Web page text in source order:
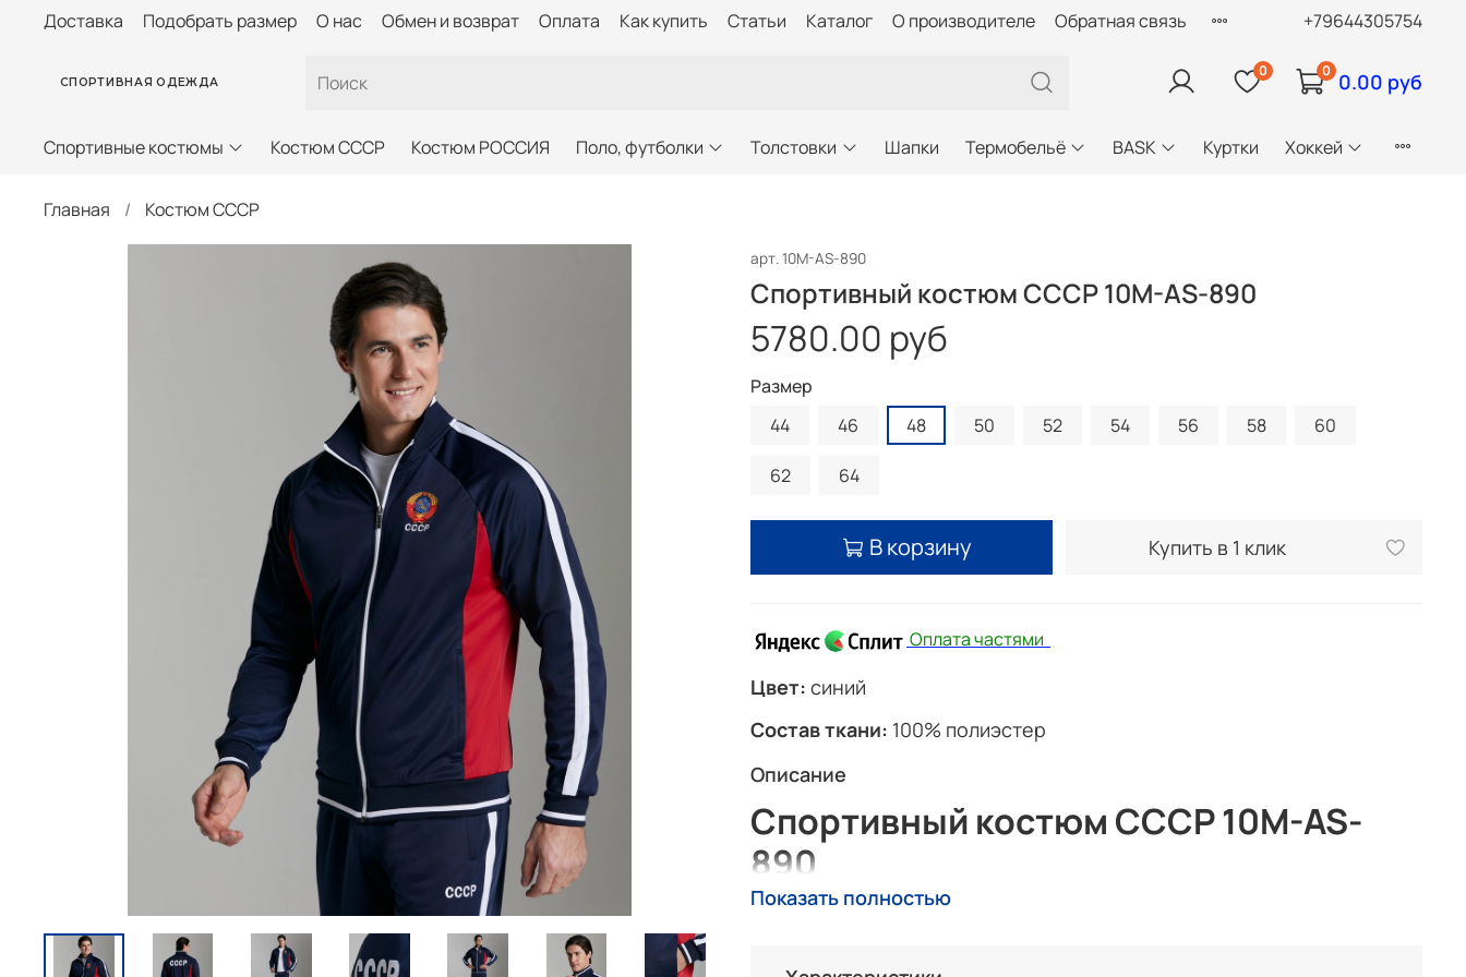
Доставка Подобрать размер О нас Обмен и возврат Оплата Как купить Статьи Каталог О производителе Обратная связь +79644305754
СПОРТИВНАЯ ОДЕЖДА
0 0 0.00 руб
Спортивные костюмы Костюм СССР Костюм РОССИЯ Поло, футболки Толстовки Шапки Термобельё BASK Куртки Хоккей
Главная Костюм СССР
арт. 10M-AS-890
Спортивный костюм СССР 10M-AS-890
5780.00 руб
Размер
44
46 48 50 52 54 56 58 60
62 64
В корзину Купить в 1 клик
Оплата частями
Цвет: синий
Состав ткани: 100% полиэстер
Описание
Спортивный костюм СССР 10M-AS-
890
Представляем Вашему вниманию спортивный костюм СССР в стиле ретро спорт,
Показать полностью